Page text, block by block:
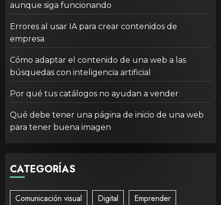
aunque siga funcionando
Errores al usar IA para crear contenidos de
empresa
Cómo adaptar el contenido de una web a las
búsquedas con inteligencia artificial
Por qué tus catálogos no ayudan a vender
Qué debe tener una página de inicio de una web
para tener buena imagen
CATEGORÍAS
Comunicación visual Digital Emprender